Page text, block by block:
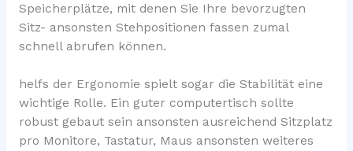
Speicherplätze, mit denen Sie Ihre bevorzugten
Sitz- ansonsten Stehpositionen fassen zumal
schnell abrufen können.
helfs der Ergonomie spielt sogar die Stabilität eine
wichtige Rolle. Ein guter computertisch sollte
robust gebaut sein ansonsten ausreichend Sitzplatz
pro Monitore, Tastatur, Maus ansonsten weiteres